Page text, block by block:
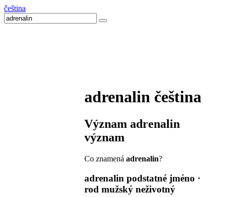
čeština
adrenalin čeština
Význam adrenalin
význam
Co znamená adrenalin?
adrenalin podstatné jméno ·
rod mužský neživotný